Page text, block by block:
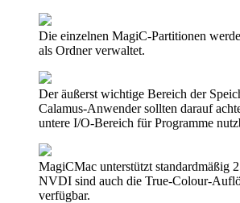
Die einzelnen MagiC-Partitionen
als Ordner verwaltet.
Der äußerst wichtige Bereich der
Calamus-Anwender sollten darauf
untere I/O-Bereich für Programme
MagiCMac unterstützt standardmäßig
NVDI sind auch die True-Colour-
verfügbar.